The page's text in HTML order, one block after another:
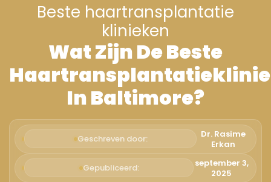
Français
Português
Español
Türkçe
Italiano
Română
Beste haartransplantatie
klinieken
Wat Zijn De Beste
In Baltimore?
Geschreven door:
Dr. Rasime
Erkan
Gepubliceerd:
september 3,
2025